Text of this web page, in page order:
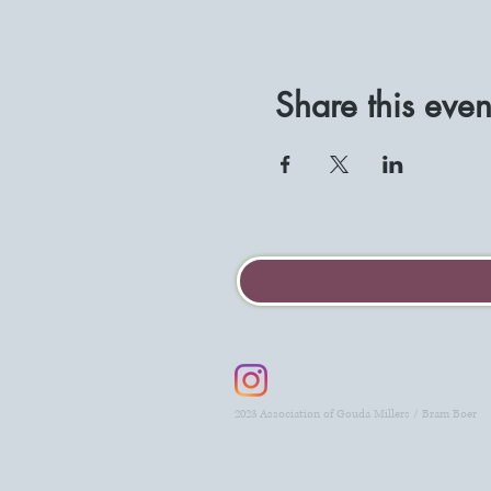
Share this
2023 Association of Gouda Millers / Bram Boer